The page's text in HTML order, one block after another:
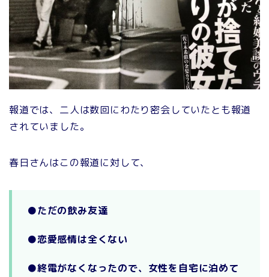
報道では、二人は数回にわたり密会していたとも報道
されていました。
春日さんはこの報道に対して、
●ただの飲み友達
●恋愛感情は全くない
●終電がなくなったので、女性を自宅に泊めて